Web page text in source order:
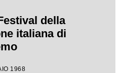
della
italiana di
1968